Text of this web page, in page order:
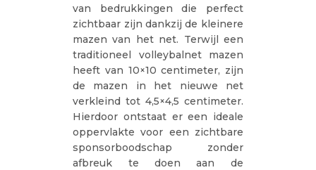
van bedrukkingen die perfect
zichtbaar zijn dankzij de kleinere
mazen van het net. Terwijl een
traditioneel volleybalnet mazen
heeft van 10×10 centimeter, zijn
de mazen in het nieuwe net
verkleind tot 4,5×4,5 centimeter.
Hierdoor ontstaat er een ideale
oppervlakte voor een zichtbare
sponsorboodschap zonder
afbreuk te doen aan de